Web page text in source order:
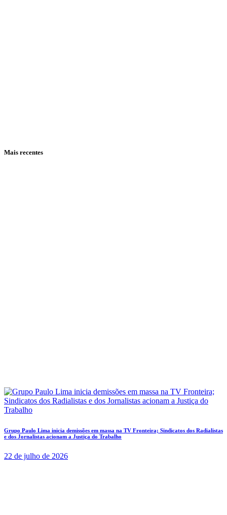
Mais recentes
Grupo Paulo Lima inicia demissões em massa na TV Fronteira; Sindicatos dos Radialistas
e dos Jornalistas acionam a Justiça do Trabalho
22 de julho de 2026